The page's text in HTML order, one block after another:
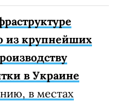
из крупнейших
в Украине
в местах